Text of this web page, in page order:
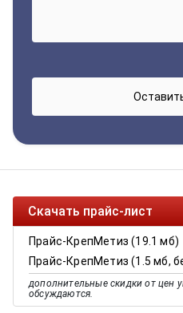
Скачать прайс-лист
Прайс-КрепМетиз (19.1 мб)
Прайс-КрепМетиз (1.5 мб,
дополнительные скидки от цен
обсуждаются.